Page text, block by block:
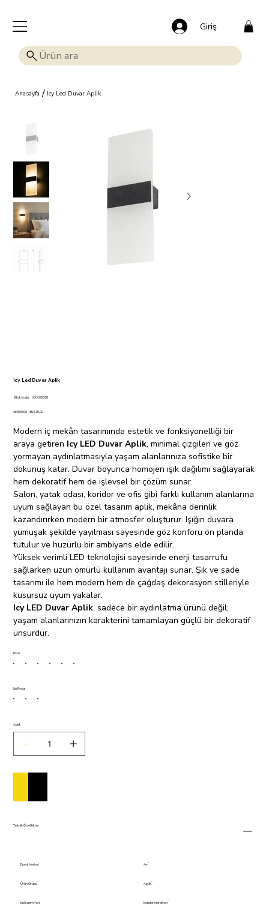
Giriş
Anasayfa / Icy Led Duvar Aplik
Icy Led Duvar Aplik
Stok kodu: Stok
VXA00038
VXA00038
Orijinal
₺6.500,00 İndirimli
₺5.525,00
Modern iç mekân tasarımında estetik ve fonksiyonelliği bir
araya getiren Icy LED Duvar Aplik, minimal çizgileri ve göz
yormayan aydınlatmasıyla yaşam alanlarınıza sofistike bir
dokunuş katar. Duvar boyunca homojen ışık dağılımı sağlayarak
hem dekoratif hem de işlevsel bir çözüm sunar.
Salon, yatak odası, koridor ve ofis gibi farklı kullanım alanlarına
uyum sağlayan bu özel tasarım aplik, mekâna derinlik
kazandırırken modern bir atmosfer oluşturur. Işığın duvara
yumuşak şekilde yayılması sayesinde göz konforu ön planda
tutulur ve huzurlu bir ambiyans elde edilir.
Yüksek verimli LED teknolojisi sayesinde enerji tasarrufu
sağlarken uzun ömürlü kullanım avantajı sunar. Şık ve sade
tasarımı ile hem modern hem de çağdaş dekorasyon stilleriyle
kusursuz uyum yakalar.
Icy LED Duvar Aplik, sadece bir aydınlatma ürünü değil;
yaşam alanlarınızın karakterini tamamlayan güçlü bir dekoratif
unsurdur.
Renk
Işık Rengi
Adet
Teknik Özellikler
Enerji Verimi A+
Ürün Grubu Aplik
Kullanım Yeri Koridor,Merdiven